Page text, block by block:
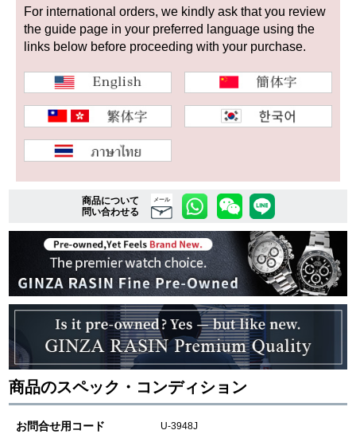
中古品 アンティーク品
複数条件で商品を絞り込む
詳細検索はこちら
ご利用ガイド
GINZA RASINのプレミアムクオリティについて
送料・お支払方法
ショッピングローンの流れ
よくある質問
For international orders, we kindly ask that you review
the guide page in your preferred language using the
links below before proceeding with your purchase.
商品について
問い合わせる
メール
商品のスペック・コンディション
お問合せ用コード U-3948J